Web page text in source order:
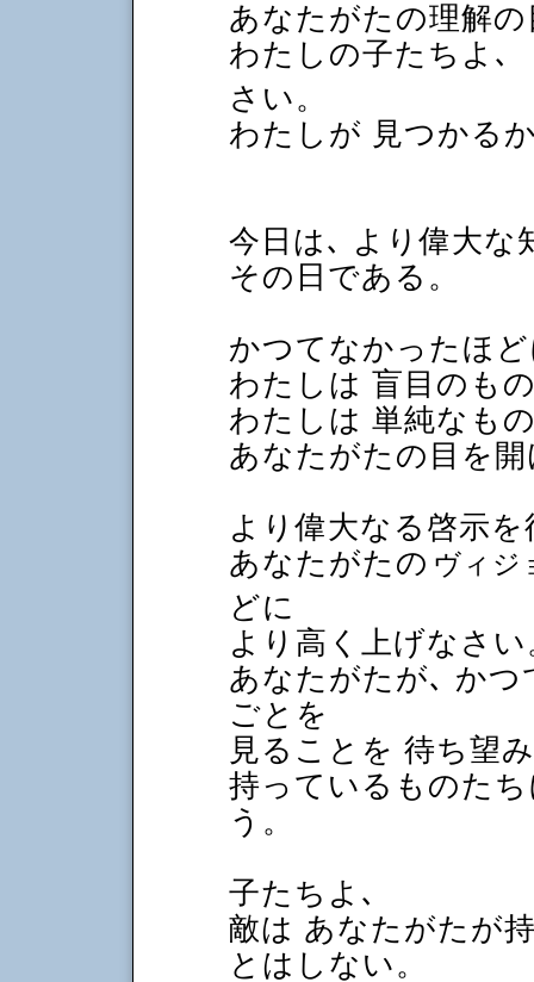
あなたがたの理解
わたしの子たちよ､
さい。
わたしが 見つかる
今日は､ より偉大な
その日である。
かつてなかったほ
わたしは 盲目のも
わたしは 単純なも
あなたがたの目を
より偉大なる啓示
あなたがたの ヴィジ
どに
より高く上げなさい
あなたがたが､ か
ごとを
見ることを 待ち望
持っているものた
う。
子たちよ､
敵は あなたがたが
とはしない。